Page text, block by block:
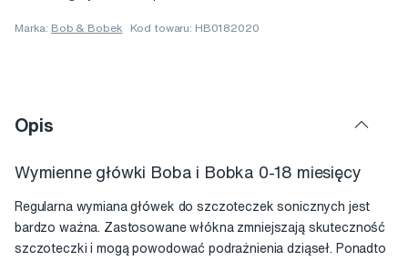
Marka: Bob & Bobek Kod towaru: HB0182020
Opis
Wymienne główki Boba i Bobka 0-18 miesięcy
Regularna wymiana główek do szczoteczek sonicznych jest
bardzo ważna. Zastosowane włókna zmniejszają skuteczność
szczoteczki i mogą powodować podrażnienia dziąseł. Ponadto